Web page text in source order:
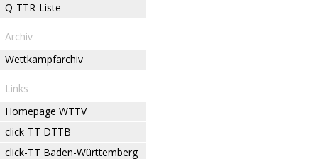
Q-TTR-Liste
Archiv
Wettkampfarchiv
Links
Homepage WTTV
click-TT DTTB
click-TT Baden-Württemberg